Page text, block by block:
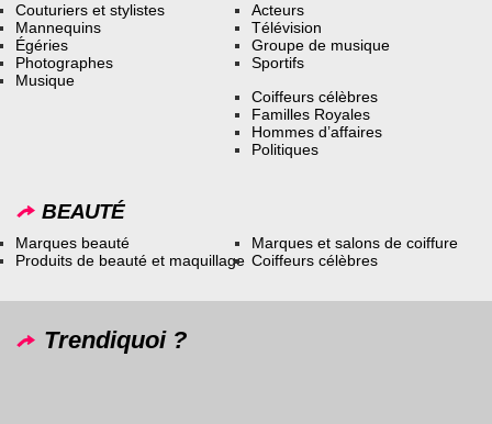
Couturiers et stylistes
Mannequins
Égéries
Photographes
Musique
Acteurs
Télévision
Groupe de musique
Sportifs
Coiffeurs célèbres
Familles Royales
Hommes d’affaires
Politiques
BEAUTÉ
Marques beauté
Produits de beauté et maquillage
Marques et salons de coiffure
Coiffeurs célèbres
Trendiquoi ?